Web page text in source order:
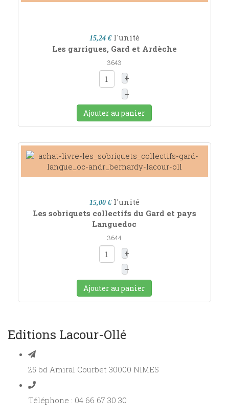
15,24 € l'unité
Les garrigues, Gard et Ardèche
3643
+
–
Ajouter au panier
15,00 € l'unité
Les sobriquets collectifs du Gard et pays
Languedoc
3644
+
–
Ajouter au panier
Editions Lacour-Ollé
25 bd Amiral Courbet 30000 NIMES
Téléphone : 04 66 67 30 30